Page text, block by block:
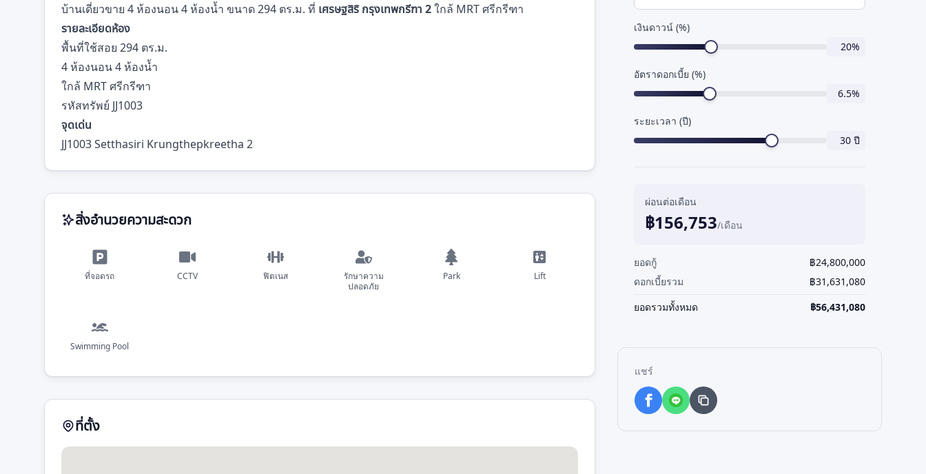
บ้านเดี่ยวขาย 4 ห้องนอน 4 ห้องน้ำ ขนาด 294 ตร.ม. ที่ เศรษฐสิริ กรุงเทพกรีฑา 2ใกล้ MRT ศรีกรีฑา
รายละเอียดห้อง
พื้นที่ใช้สอย 294 ตร.ม.
4 ห้องนอน 4 ห้องน้ำ
ใกล้ MRT ศรีกรีฑา
รหัสทรัพย์ JJ1003
จุดเด่น
JJ1003 Setthasiri Krungthepkreetha 2
สิ่งอำนวยความสะดวก
ที่จอดรถ CCTV ฟิตเนส
รักษาความ
ปลอดภัย
Park Lift
Swimming Pool
ที่ตั้ง
เงินดาวน์ (%)
20%
อัตราดอกเบี้ย (%)
6.5%
ระยะเวลา (ปี)
30 ปี
ผ่อนต่อเดือน
฿156,753/เดือน
ยอดกู้ ฿24,800,000
ดอกเบี้ยรวม
฿31,631,080
ยอดรวมทั้งหมด
฿56,431,080
แชร์